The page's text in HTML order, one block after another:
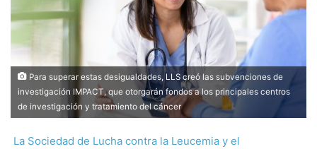
Para superar estas desigualdades, LLS creó las subvenciones de
investigación IMPACT, que otorgarán fondos a los principales centros
de investigación y tratamiento del cáncer
La Sociedad de Lucha contra la Leucemia y el